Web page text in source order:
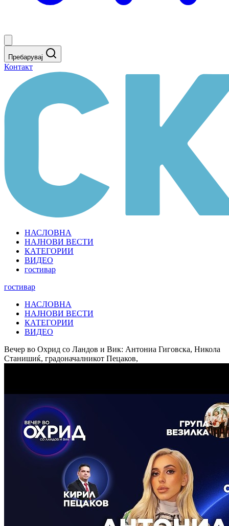
Пребарувај
Контакт
НАСЛОВНА
НАЈНОВИ ВЕСТИ
КАТЕГОРИИ
ВИДЕО
гостивар
гостивар
НАСЛОВНА
НАЈНОВИ ВЕСТИ
КАТЕГОРИИ
ВИДЕО
Вечер во Охрид со Ландов и Вик: Антониа Гиговска, Никола
Станишиќ, градоначалникот Пецаков,